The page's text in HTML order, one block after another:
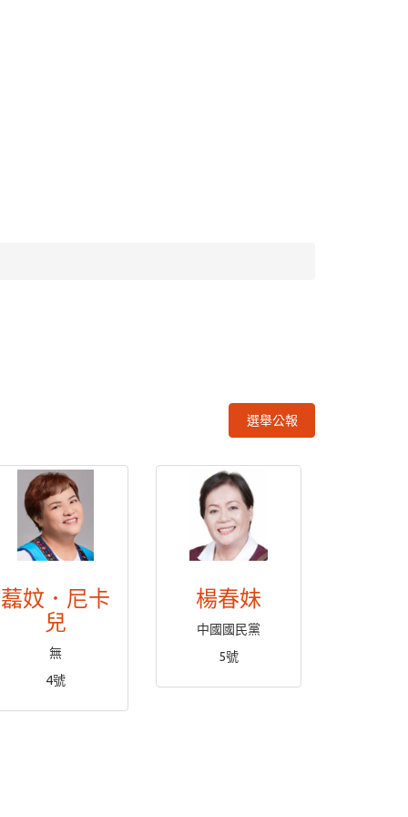
選舉公報
藞妏．尼卡
兒
無
4號
楊春妹
中國國民黨
5號